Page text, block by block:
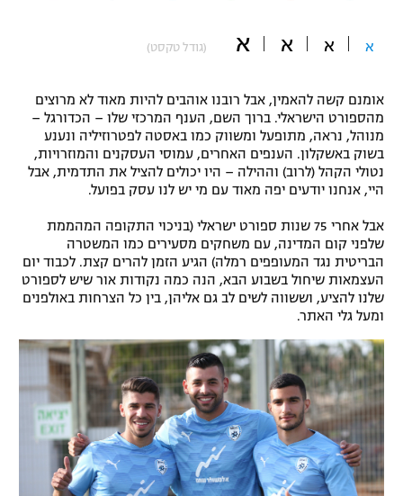
תקנון משתתפים וזוכים בפרסים
תקנון עבור פעילות אלקטרה
תקנון עבור פעילות ספורט 1 – "מרלן"
טניס
תנאי שימוש
תקנון פעילות ספורט 1
רשיון להקרנה פומבית לבית עסק
הצטרפות לחבילת הערוצים
אופניים
כדורמים
פוטבול אמריקאי NFL
ספורט אתגרי ואקסטרים
אומנויות לחימה
גיימינג E-Sports
א א א א (גודל טקסט)
אומנם קשה להאמין, אבל רובנו אוהבים להיות מאוד לא מרוצים
מהספורט הישראלי. ברוך השם, הענף המרכזי שלו – הכדורגל –
מנוהל, נראה, מתופעל ומשווק כמו באסטה לפטרוזיליה ונענע
בשוק באשקלון. הענפים האחרים, עמוסי העסקנים והמוזרויות,
נטולי הקהל (לרוב) וההילה – היו יכולים להציל את התדמית, אבל
היי, אנחנו יודעים יפה מאוד עם מי יש לנו עסק בפועל.
אבל אחרי 75 שנות ספורט ישראלי (בניכוי התקופה המהממת
שלפני קום המדינה, עם משחקים מסעירים כמו המשטרה
הבריטית נגד המעופפים רמלה) הגיע הזמן להרים קצת. לכבוד יום
העצמאות שיחול בשבוע הבא, הנה כמה נקודות אור שיש לספורט
שלנו להציע, וששווה לשים לב גם אליהן, בין כל הצרחות באולפנים
ומעל גלי האתר.